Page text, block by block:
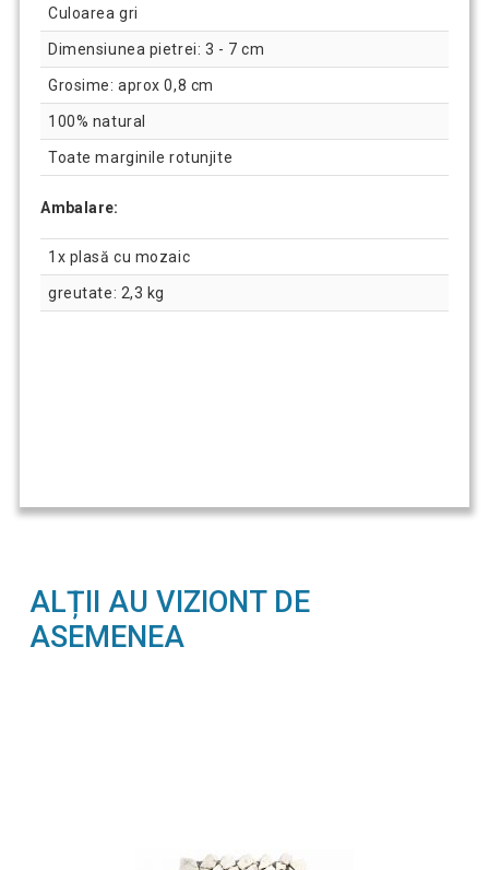
Culoarea gri
Dimensiunea pietrei: 3 - 7 cm
Grosime: aprox 0,8 cm
100% natural
Toate marginile rotunjite
Ambalare:
1x plasă cu mozaic
greutate: 2,3 kg
ALȚII AU VIZIONT DE
ASEMENEA